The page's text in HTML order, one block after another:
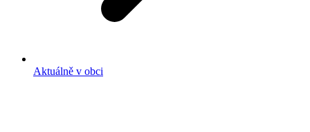
Aktuálně v obci